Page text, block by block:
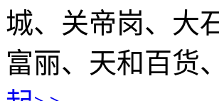
城、关帝岗、大
富丽、天和百货